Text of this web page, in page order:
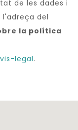
de les dades i
del
la política
legal.